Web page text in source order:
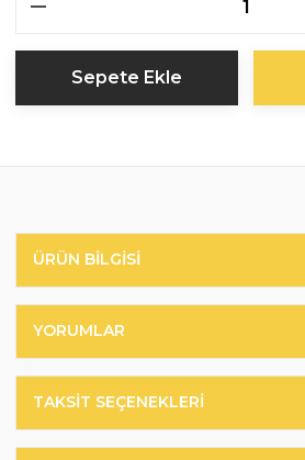
Sepete Ekle
ÜRÜN BILGISI
YORUMLAR
TAKSIT SEÇENEKLERI